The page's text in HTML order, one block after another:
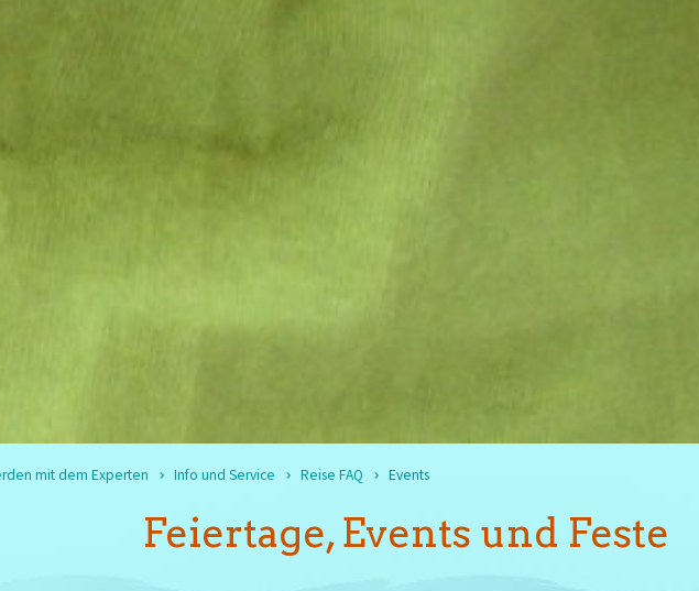
mit dem Experten Info und Service Reise FAQ Events
Feiertage, Events und Feste